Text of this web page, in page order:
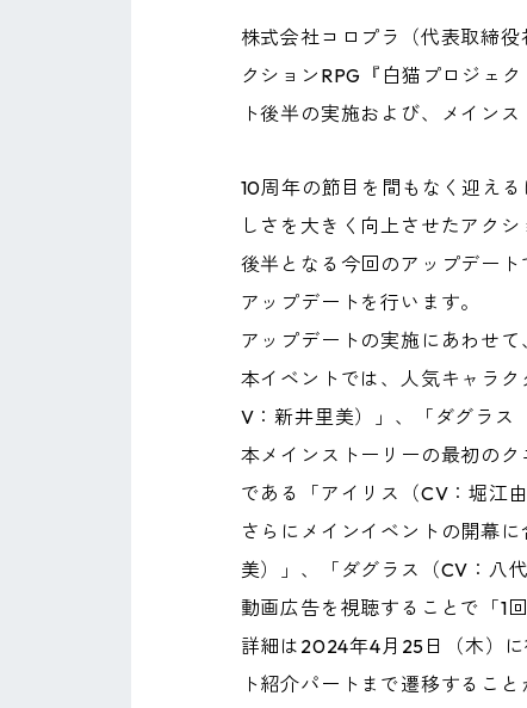
株式会社コロプラ（代表取締
クションRPG『白猫プロジェ
ト後半の実施および、メイン
10周年の節目を間もなく迎え
しさを大きく向上させたアク
後半となる今回のアップデー
アップデートを行います。
アップデートの実施にあわせ
本イベントでは、人気キャラ
V：新井里美）」、「ダグラス
本メインストーリーの最初の
である「アイリス（CV：堀江
さらにメインイベントの開幕
美）」、「ダグラス（CV：八
動画広告を視聴することで「1
詳細は2024年4月25日（木）
ト紹介パートまで遷移するこ